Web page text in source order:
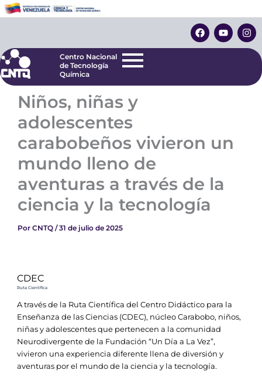
al
F
a
c
o
Y
o
u
e
I
n
s
r
Centro Nacional
de Tecnología
Centro Nacional
de Tecnología
Química
Niños, niñas y
adolescentes
carabobeños vivieron un
mundo lleno de
aventuras a través de la
ciencia y la tecnología
Por CNTQ /31 de julio de 2025
CDEC
Ruta Científica
A través de la Ruta Científica del Centro Didáctico para la
Enseñanza de las Ciencias (CDEC), núcleo Carabobo, niños,
niñas y adolescentes que pertenecen a la comunidad
Neurodivergente de la Fundación “Un Día a La Vez”,
vivieron una experiencia diferente llena de diversión y
aventuras por el mundo de la ciencia y la tecnología.